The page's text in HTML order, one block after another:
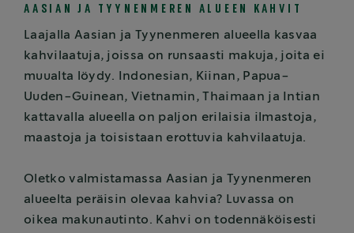
AASIAN JA TYYNENMEREN ALUEEN KAHVIT
Laajalla Aasian ja Tyynenmeren alueella kasvaa
kahvilaatuja, joissa on runsaasti makuja, joita ei
muualta löydy. Indonesian, Kiinan, Papua-
Uuden-Guinean, Vietnamin, Thaimaan ja Intian
kattavalla alueella on paljon erilaisia ilmastoja,
maastoja ja toisistaan erottuvia kahvilaatuja.
Oletko valmistamassa Aasian ja Tyynenmeren
alueelta peräisin olevaa kahvia? Luvassa on
oikea makunautinto. Kahvi on todennäköisesti